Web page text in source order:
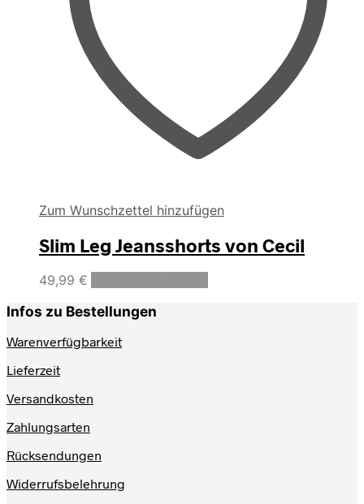
Zum Wunschzettel hinzufügen
Slim Leg Jeansshorts von Cecil
49,99 €
Infos zu Bestellungen
Warenverfügbarkeit
Lieferzeit
Versandkosten
Zahlungsarten
Rücksendungen
Widerrufsbelehrung